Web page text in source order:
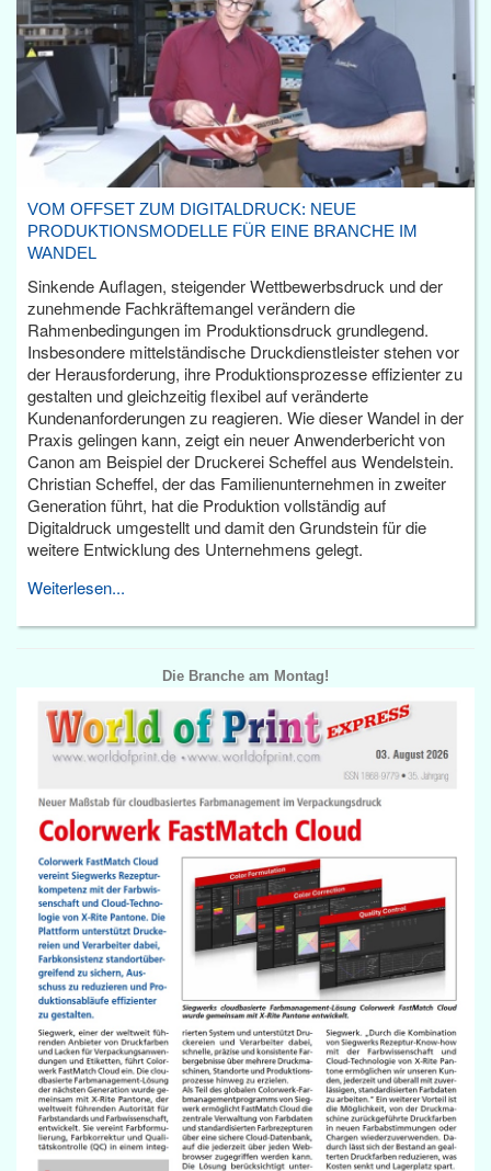
VOM OFFSET ZUM DIGITALDRUCK: NEUE
PRODUKTIONSMODELLE FÜR EINE BRANCHE IM
WANDEL
Sinkende Auflagen, steigender Wettbewerbsdruck und der
zunehmende Fachkräftemangel verändern die
Rahmenbedingungen im Produktionsdruck grundlegend.
Insbesondere mittelständische Druckdienstleister stehen vor
der Herausforderung, ihre Produktionsprozesse effizienter zu
gestalten und gleichzeitig flexibel auf veränderte
Kundenanforderungen zu reagieren. Wie dieser Wandel in der
Praxis gelingen kann, zeigt ein neuer Anwenderbericht von
Canon am Beispiel der Druckerei Scheffel aus Wendelstein.
Christian Scheffel, der das Familienunternehmen in zweiter
Generation führt, hat die Produktion vollständig auf
Digitaldruck umgestellt und damit den Grundstein für die
weitere Entwicklung des Unternehmens gelegt.
Weiterlesen...
Die Branche am Montag!